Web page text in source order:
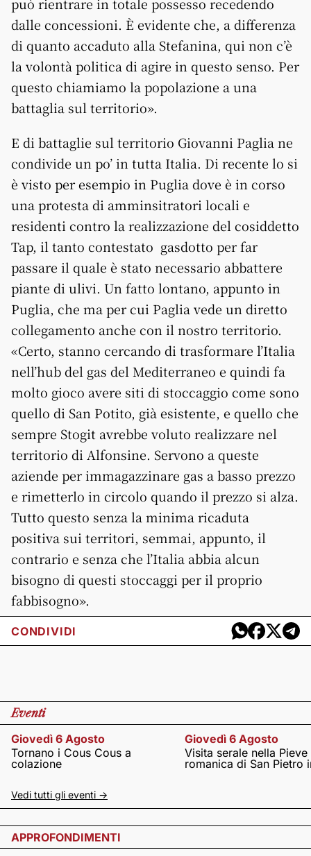
può rientrare in totale possesso recedendo
dalle concessioni. È evidente che, a differenza
di quanto accaduto alla Stefanina, qui non c’è
la volontà politica di agire in questo senso. Per
questo chiamiamo la popolazione a una
battaglia sul territorio».
E di battaglie sul territorio Giovanni Paglia ne
condivide un po’ in tutta Italia. Di recente lo si
è visto per esempio in Puglia dove è in corso
una protesta di amminsitratori locali e
residenti contro la realizzazione del cosiddetto
Tap, il tanto contestato gasdotto per far
passare il quale è stato necessario abbattere
piante di ulivi. Un fatto lontano, appunto in
Puglia, che ma per cui Paglia vede un diretto
collegamento anche con il nostro territorio.
«Certo, stanno cercando di trasformare l’Italia
nell’hub del gas del Mediterraneo e quindi fa
molto gioco avere siti di stoccaggio come sono
quello di San Potito, già esistente, e quello che
sempre Stogit avrebbe voluto realizzare nel
territorio di Alfonsine. Servono a queste
aziende per immagazzinare gas a basso prezzo
e rimetterlo in circolo quando il prezzo si alza.
Tutto questo senza la minima ricaduta
positiva sui territori, semmai, appunto, il
contrario e senza che l’Italia abbia alcun
bisogno di questi stoccaggi per il proprio
fabbisogno».
CONDIVIDI
Eventi
Giovedì 6 Agosto
Tornano i Cous Cous a
colazione
Giovedì 6 Agosto
Visita serale nella Pieve
romanica di San Pietro
Vedi tutti gli eventi ->
APPROFONDIMENTI